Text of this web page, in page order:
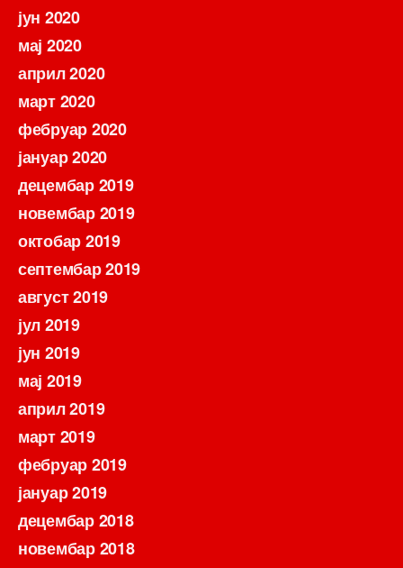
јун 2020
мај 2020
април 2020
март 2020
фебруар 2020
јануар 2020
децембар 2019
новембар 2019
октобар 2019
септембар 2019
август 2019
јул 2019
јун 2019
мај 2019
април 2019
март 2019
фебруар 2019
јануар 2019
децембар 2018
новембар 2018